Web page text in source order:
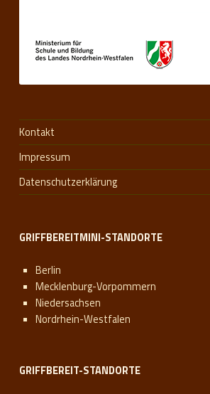
Kontakt
Impressum
Datenschutzerklärung
GRIFFBEREITMINI-STANDORTE
Berlin
Mecklenburg-Vorpommern
Niedersachsen
Nordrhein-Westfalen
GRIFFBEREIT-STANDORTE